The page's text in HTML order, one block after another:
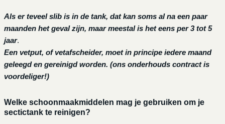
Als er teveel slib is in de tank, dat kan soms al na een paar
maanden het geval zijn, maar meestal is het eens per 3 tot 5
jaar.
Een vetput, of vetafscheider, moet in principe iedere maand
geleegd en gereinigd worden. (ons onderhouds contract is
voordeliger!)
Welke schoonmaakmiddelen mag je gebruiken om je
sectictank te reinigen?